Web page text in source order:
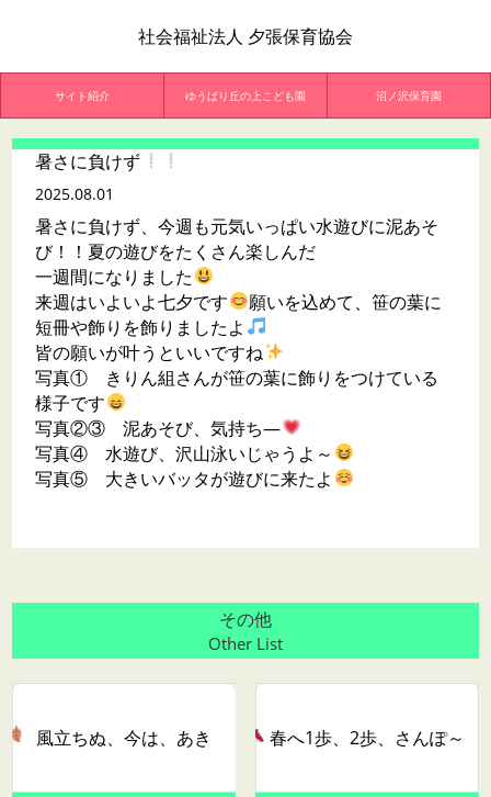
社会福祉法人 夕張保育協会
サイト紹介 ゆうばり丘の上こども園 沼ノ沢保育園
暑さに負けず
2025.08.01
暑さに負けず、今週も元気いっぱい水遊びに泥あそ
び！！夏の遊びをたくさん楽しんだ
一週間になりました
来週はいよいよ七夕です
願いを込めて、笹の葉に
短冊や飾りを飾りましたよ
皆の願いが叶うといいですね
写真① きりん組さんが笹の葉に飾りをつけている
様子です
写真②③ 泥あそび、気持ち―
写真④ 水遊び、沢山泳いじゃうよ～
写真⑤ 大きいバッタが遊びに来たよ
その他
Other List
風立ちぬ、今は、あき 春へ1歩、2歩、さんぽ～